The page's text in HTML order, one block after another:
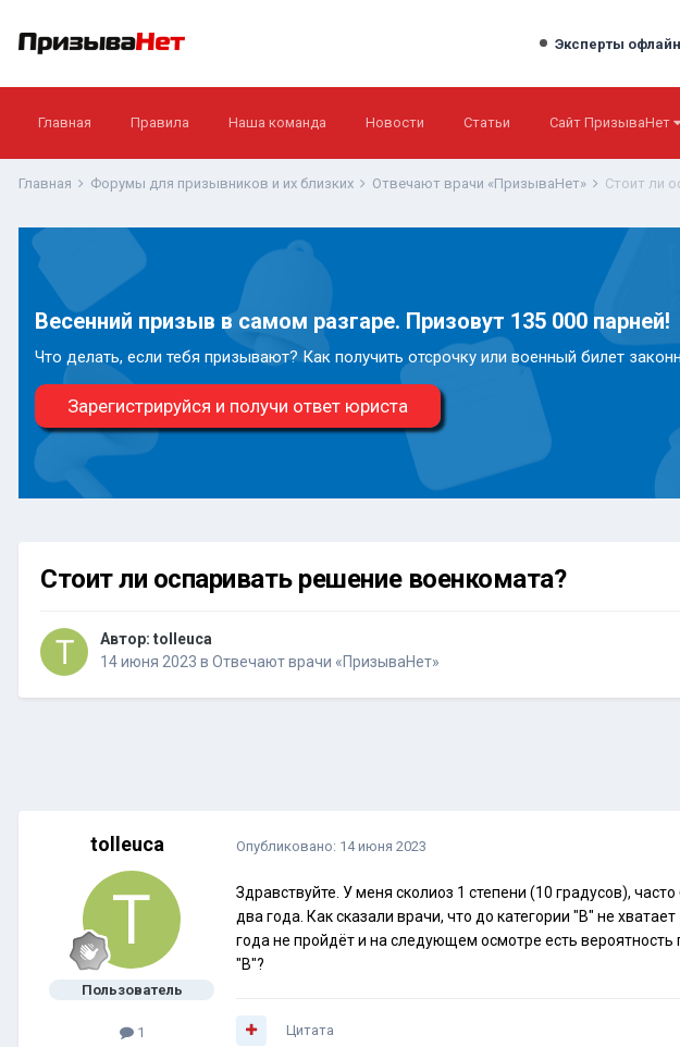
Эксперты офлайн
Главная Правила Наша команда Новости Статьи Сайт ПризываНет
Главная Форумы для призывников и их близких Отвечают врачи «ПризываНет» Стоит ли
Весенний призыв в самом разгаре. Призовут 135 000 парней!
Что делать, если тебя призывают? Как получить отсрочку или военный билет
Зарегистрируйся и получи ответ юриста
Стоит ли оспаривать решение военкомата?
Автор: tolleuca
14 июня 2023 в Отвечают врачи «ПризываНет»
tolleuca
Пользователь
1
Опубликовано: 14 июня 2023
Здравствуйте. У меня сколиоз 1 степени (10 градусов),
два года. Как сказали врачи, что до категории "В" не
года не пройдёт и на следующем осмотре есть вероятность
"В"?
Цитата